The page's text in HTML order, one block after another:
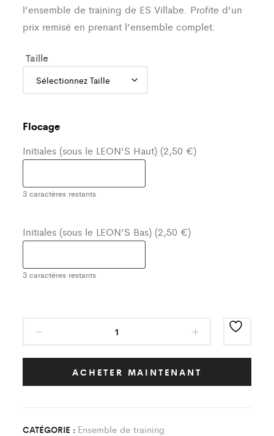
l’ensemble de training de ES Villabe. Profite d’un
prix remisé en prenant l’ensemble complet.
Taille
Flocage
Initiales (sous le LEON’S Haut) (2,50 €)
3 caractères restants
Initiales (sous le LEON’S Bas) (2,50 €)
3 caractères restants
Training
ES
ACHETER MAINTENANT
CATÉGORIE : Ensemble de training